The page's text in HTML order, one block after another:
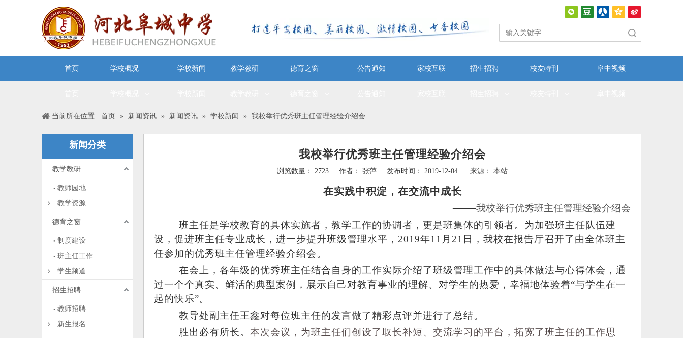
首页 学校概况 学校新闻 教学教研 德育之窗 公告通知 家校互联 招生招聘 校友特刊 阜中视频
当前所在位置: 首页 » 新闻资讯 » 新闻资讯 » 学校新闻 » 我校举行优秀班主任管理经验介绍会
新闻分类
教学教研
教师园地
教学资源
德育之窗
制度建设
班主任工作
学生频道
招生招聘
教师招聘
新生报名
我校举行优秀班主任管理经验介绍会
浏览数量： 2723 作者： 张萍 发布时间： 2019-12-04 来源： 本站
在实践中积淀，在交流中成长
——我校举行优秀班主任管理经验介绍会
班主任是学校教育的具体实施者，教学工作的协调者，更是班集体的引领者。为加强班主任队伍建
设，促进班主任专业成长，进一步提升班级管理水平， 2019年11月21 日，我校在报告厅召开了由全体班主
任参加的优秀班主任管理经验介绍会。
在会上，各年级的优秀班主任结合自身的工作实际介绍了班级管理工作中的具体做法与心得体会，通
过一个个真实、鲜活的典型案例，展示自己对教育事业的理解、对学生的热爱，幸福地体验着“与学生在一
起的快乐”。
教导处副 主任王鑫对每位班主任的发言做了精彩点评并进行了总结。
胜出必有所长。 本次会议，为班主任们创设了取长补短、交流学习的平台，拓宽了班主任的工作思